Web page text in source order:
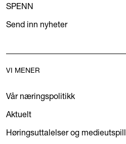
SPENN
Send inn nyheter
VI MENER
Vår næringspolitikk
Aktuelt
Høringsuttalelser og medieutspill